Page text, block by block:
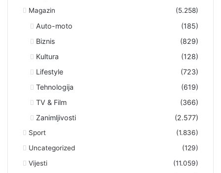
Magazin
(5.258)
Auto-moto
(185)
Biznis
(829)
Kultura
(128)
Lifestyle
(723)
Tehnologija
(619)
TV & Film
(366)
Zanimljivosti
(2.577)
Sport
(1.836)
Uncategorized
(129)
Vijesti
(11.059)